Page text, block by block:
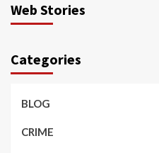
Web Stories
Categories
BLOG
CRIME